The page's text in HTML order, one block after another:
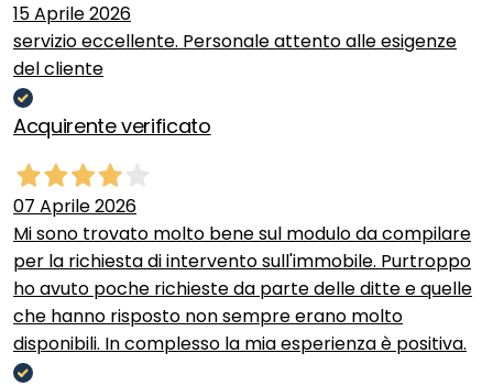
15 Aprile 2026
servizio eccellente. Personale attento alle esigenze
del cliente
Acquirente verificato
07 Aprile 2026
Mi sono trovato molto bene sul modulo da compilare
per la richiesta di intervento sull'immobile. Purtroppo
ho avuto poche richieste da parte delle ditte e quelle
che hanno risposto non sempre erano molto
disponibili. In complesso la mia esperienza è positiva.